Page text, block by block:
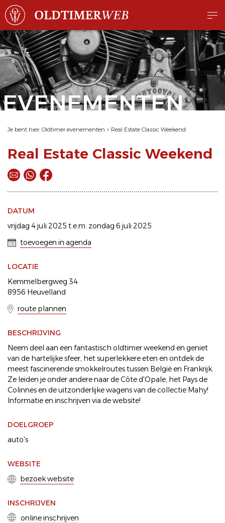
EVENEMENTEN
Je bent hier: Oldtimer evenementen > Real Estate Classic Weekend
Real Estate Classic Weekend
DATUM
vrijdag 4 juli 2025 t.e.m. zondag 6 juli 2025
toevoegen in agenda
LOCATIE
Kemmelbergweg 34
8956 Heuvelland
route plannen
BESCHRIJVING
Neem deel aan een fantastisch oldtimer weekend en geniet
van de hartelijke sfeer, het superlekkere eten en ontdek de
meest fascinerende smokkelroutes tussen België en Frankrijk.
Ze leiden je onder andere naar de Côte d'Opale, het Pays de
Colinnes en de uitzonderlijke wagens van de collectie Mahy!
Informatie en inschrijven via de website!
DOELGROEP
auto's
WEBSITE
bezoek website
INSCHRIJVEN
online inschrijven